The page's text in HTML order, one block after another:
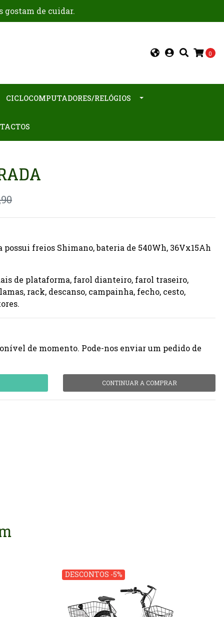
gostam de cuidar.
0
CICLOCOMPUTADORES/RELÓGIOS
freios Shimano, bateria de 540Wh, 36Vx15Ah
de plataforma, farol dianteiro, farol traseiro,
rack, descanso, campainha, fecho, cesto,
de momento. Pode-nos enviar um pedido de
CONTINUAR A COMPRAR
DESCONTOS -5%